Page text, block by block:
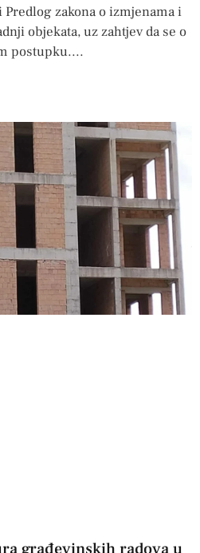
zakona o izmjenama i
objekata, uz zahtjev da se o
postupku.